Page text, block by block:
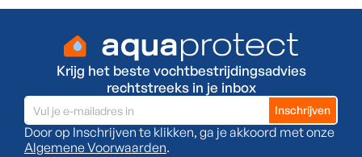
Krijg het beste vochtbestrijdingsadvies
rechtstreeks in je inbox
Door op Inschrijven te klikken, ga je akkoord met onze
Algemene Voorwaarden.